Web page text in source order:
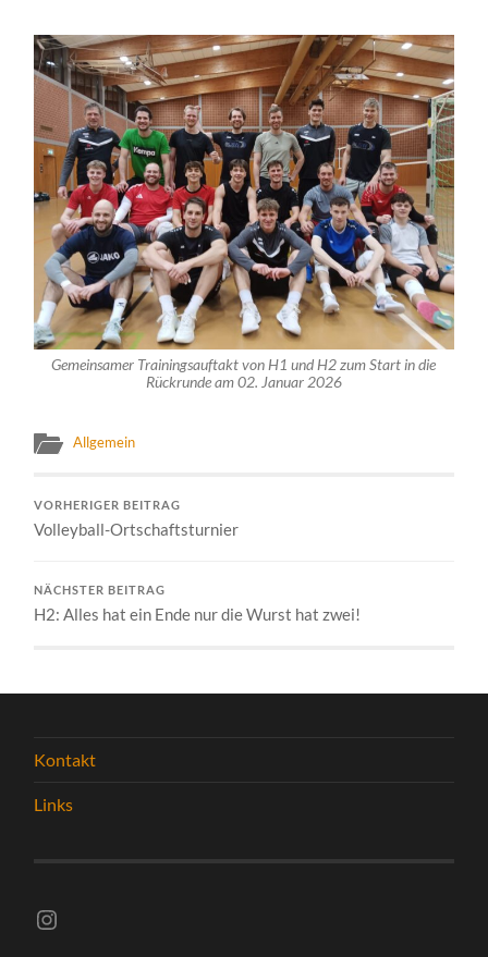
Gemeinsamer Trainingsauftakt von H1 und H2 zum Start in die
Rückrunde am 02. Januar 2026
Allgemein
VORHERIGER BEITRAG
Volleyball-Ortschaftsturnier
NÄCHSTER BEITRAG
H2: Alles hat ein Ende nur die Wurst hat zwei!
Kontakt
Links
Instagram vsghelmstadt.volleyball